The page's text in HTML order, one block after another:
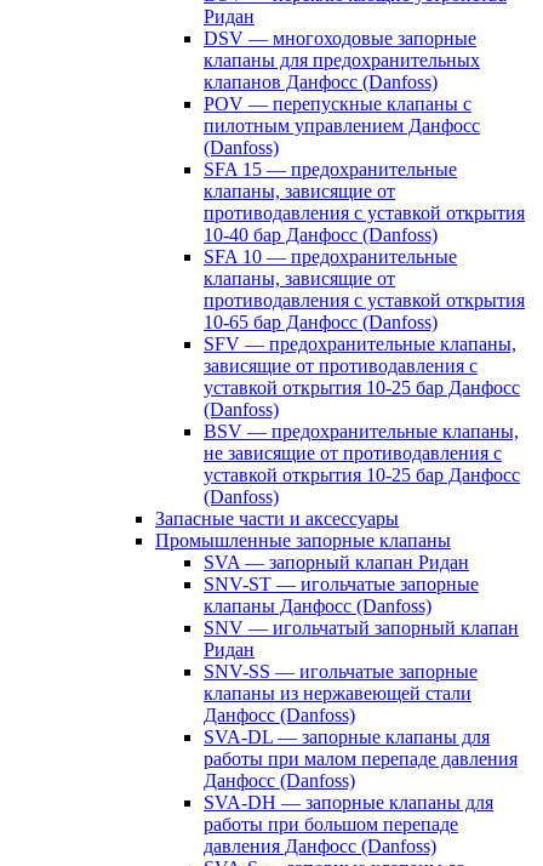
Ридан
DSV — многоходовые запорные
клапаны для предохранительных
клапанов Данфосс (Danfoss)
POV — перепускные клапаны с
пилотным управлением Данфосс
(Danfoss)
SFA 15 — предохранительные
клапаны, зависящие от
противодавления с уставкой открытия
10-40 бар Данфосс (Danfoss)
SFA 10 — предохранительные
клапаны, зависящие от
противодавления с уставкой открытия
10-65 бар Данфосс (Danfoss)
SFV — предохранительные клапаны,
зависящие от противодавления с
уставкой открытия 10-25 бар Данфосс
(Danfoss)
BSV — предохранительные клапаны,
не зависящие от противодавления с
уставкой открытия 10-25 бар Данфосс
(Danfoss)
Запасные части и аксессуары
Промышленные запорные клапаны
SVA — запорный клапан Ридан
SNV-ST — игольчатые запорные
клапаны Данфосс (Danfoss)
SNV — игольчатый запорный клапан
Ридан
SNV-SS — игольчатые запорные
клапаны из нержавеющей стали
Данфосс (Danfoss)
SVA-DL — запорные клапаны для
работы при малом перепаде давления
Данфосс (Danfoss)
SVA-DH — запорные клапаны для
работы при большом перепаде
давления Данфосс (Danfoss)